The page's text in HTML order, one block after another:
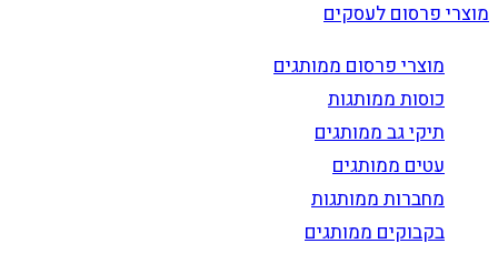
מוצרי פרסום לעסקים
מוצרי פרסום ממותגים
כוסות ממותגות
תיקי גב ממותגים
עטים ממותגים
מחברות ממותגות
בקבוקים ממותגים